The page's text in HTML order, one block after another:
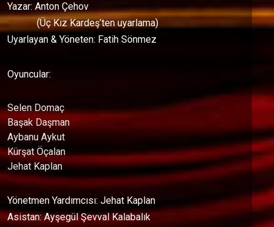
Yazar: Anton Çehov
(Üç Kız Kardeş’ten uyarlama)
Uyarlayan & Yöneten: Fatih Sönmez
Oyuncular:
Selen Domaç
Başak Daşman
Aybanu Aykut
Kürşat Öçalan
Jehat Kaplan
Yönetmen Yardımcısı: Jehat Kaplan
Asistan: Ayşegül Şevval Kalabalık